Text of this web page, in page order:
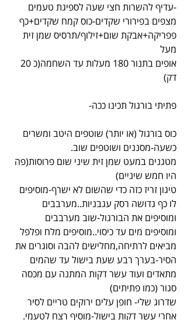
-עדיף להשרות חצי שעה לספיגת טעמים
מצפים בפירורי שקדים-כוס קמח שקדים+כף
פפריקה+אבקת שום+זילוף/תרסיס שמן זית
מעל
דק)
פתיתי בורגול תכינו ככה-
כוס בורגול (או יותר) שוטפים היטב ומשרים
כשעה-מסננים ושוטפים שוב.
מטגנים במעט שמן זית שיני שום פרוסות(פה
היו חמש שיניים)
טיגון זריז כזה כדי שהשום לא ישרף-מוסיפים
לו כף גדושה רסק עגבניות..מערבבים
ומוסיפים את הבורגול-שוב מערבבים
ומוסיפים מים עד כיסוי..מוסיפים מלח ופלפל
מביאים לרתיחה,מחלישים להבה וסוגרים את
הסיר-בערך רבע שעת בישול עד שהמים
מתאדים ועוד עשר דקות המתנה עם מכסה
סגור (כמו פתיתים)
שדרוג שלי- חופן עלים ירוקים טריים לסיר
אחרי עשר דקות בישול-מוסיף רצח לטעמי.